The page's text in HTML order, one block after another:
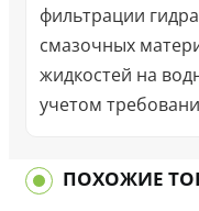
фильтрации
смазочных
жидкостей на
учетом
ПОХОЖИЕ